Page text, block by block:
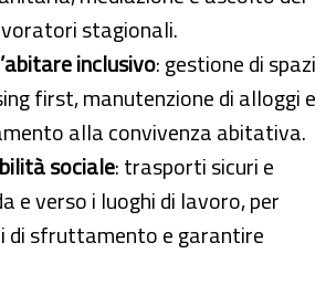
stagionali.
inclusivo: gestione di spazi
first, manutenzione di alloggi e
alla convivenza abitativa.
sociale: trasporti sicuri e
e verso i luoghi di lavoro, per
di sfruttamento e garantire